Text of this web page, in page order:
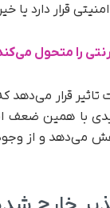
قرار دارد یا
با همین ضعف
می‌دهد و از